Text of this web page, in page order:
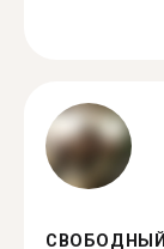
СВОБОДНЫЙ